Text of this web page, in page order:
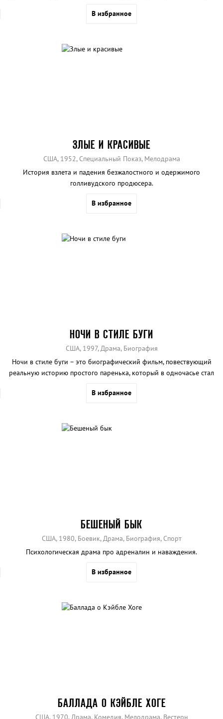
В избранное
ЗЛЫЕ И КРАСИВЫЕ
США, 1952, Специальный Показ, Мелодрама
История взлета и падения безжалостного и одержимого
голливудского продюсера.
В избранное
НОЧИ В СТИЛЕ БУГИ
США, 1997, Драма, Биография
Ночи в стиле буги – это биографический фильм, повествующий
реальную историю простого паренька, который в одночасье стал
В избранное
БЕШЕНЫЙ БЫК
США, 1980, Боевик, Драма, Биография, Спорт
Психологическая драма про адреналин и наваждения.
В избранное
БАЛЛАДА О КЭЙБЛЕ ХОГЕ
США, 1970, Драма, Комедия, Мелодрама, Вестерн